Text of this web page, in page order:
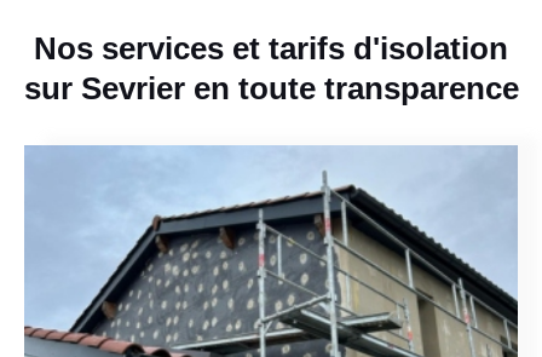
Nos services et tarifs d'isolation
sur Sevrier en toute transparence